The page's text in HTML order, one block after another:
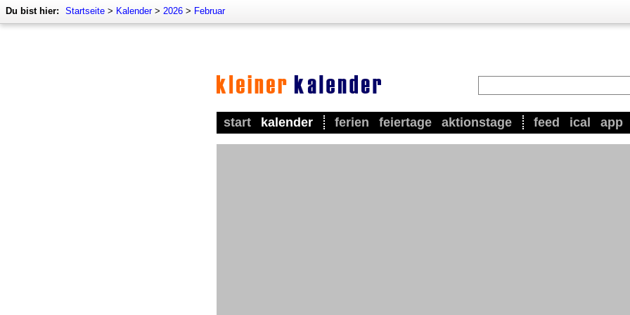
Du bist hier: Startseite > Kalender> 2026 > Februar
start kalender ferien feiertage aktionstage feed ical app